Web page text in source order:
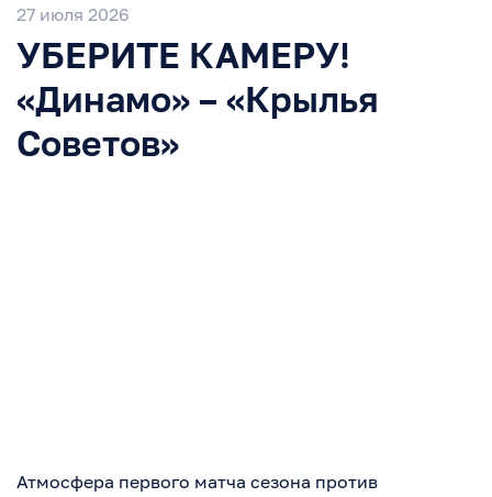
27 июля 2026
УБЕРИТЕ КАМЕРУ!
«Динамо» – «Крылья
Советов»
Атмосфера первого матча сезона против